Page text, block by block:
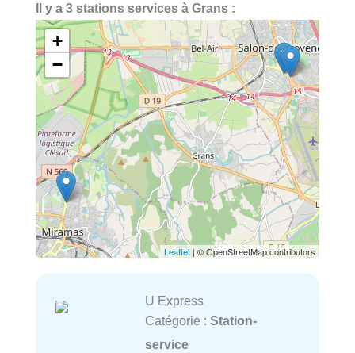
Il y a 3 stations services à Grans :
+
−
Leaflet| © OpenStreetMap contributors
U Express
Catégorie : Station-
service